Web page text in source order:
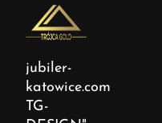
jubiler-
katowice.com
TG-